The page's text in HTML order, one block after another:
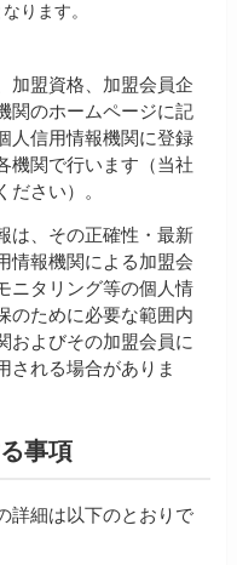
ります。
加盟資格、加盟会員企
関のホームページに記
人信用情報機関に登録
機関で行います（当社
ださい）。
は、その正確性・最新
情報機関による加盟会
ニタリング等の個人情
のために必要な範囲内
およびその加盟会員に
される場合がありま
事項
詳細は以下のとおりで